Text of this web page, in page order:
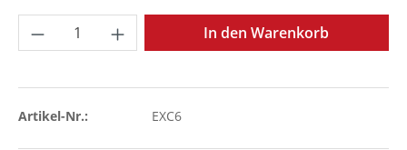
Produkt Anzahl: Gib den gewünschten
In den Warenkorb
Artikel-Nr.: EXC6